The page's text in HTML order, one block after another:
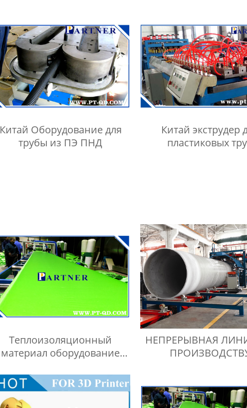
Китай Оборудование для
трубы из ПЭ ПНД
Китай экструдер
пластиковых
Теплоизоляционный
материал оборудование
НЕПРЕРЫВНАЯ